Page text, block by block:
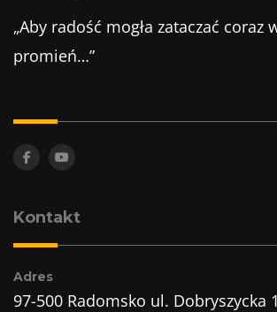
„Aby radość mogła zataczać coraz
promień…”
Kontakt
Adres
97-500 Radomsko ul. Dobryszycka